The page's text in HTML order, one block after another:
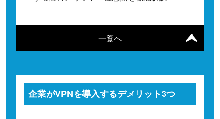
一覧へ
企業がVPNを導入するデメリット3つ